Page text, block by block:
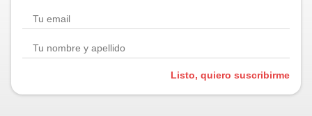
Listo, quiero suscribirme